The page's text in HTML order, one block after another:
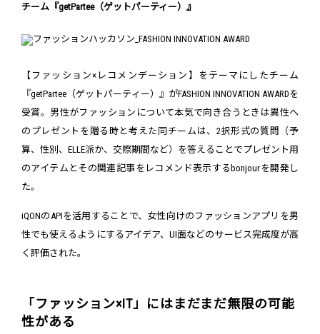
チーム『getPartee（ゲットパーティー）』
【ファッション×レコメンデーション】をテーマにしたチーム
『getPartee（ゲットパーティー）』がFASHION INNOVATION AWARDを
受賞。男性がファッションについて本気で向き合うときは異性へ
のプレゼントを贈る時と考えた同チームは、2択形式の質問（予
算、性別、ELLE派か、交際期間など）を答えることでプレゼント用
のアイテムとその関連記事をレコメンド表示するbonjourを開発し
た。
iQONのAPIを活用することで、女性向けのファッションアプリを男
性でも使えるようにするアイデア、UI面などのサービス完成度が高
く評価された。
「ファッション×IT」にはまだまだ無限の可能
性がある